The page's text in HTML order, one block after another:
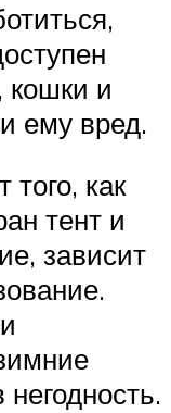
и
ему вред.
того, как
тент и
зависит